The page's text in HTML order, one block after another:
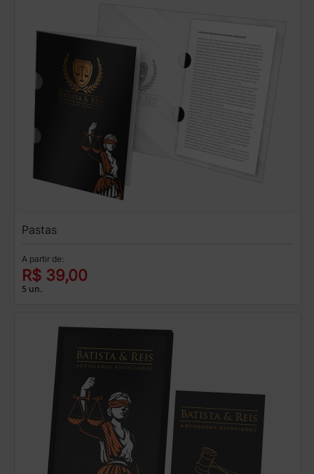
Pastas
A partir de:
R$ 39,00
5 un.